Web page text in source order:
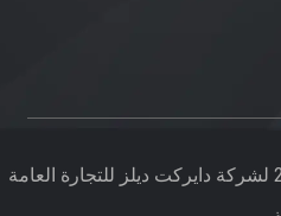
جميع الحقوق محفوظة © 2026 لشركة دايركت ديلز للتجارة العامة